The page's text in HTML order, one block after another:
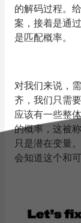
的解码过程。
案，接着是通
是匹配概率。
对我们来说，
齐，我们只需
应该有一些整
的概率，这被
只是潜在变量
会知道这个和